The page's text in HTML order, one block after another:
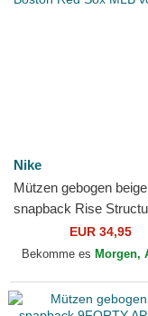
Nike
Mützen gebogen beige
snapback Rise
der Boston Red Sox
von Nike
EUR 34,95
Bekomme es Morgen,